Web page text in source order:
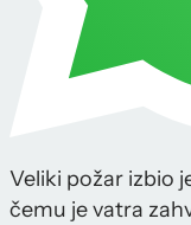
Veliki požar izbio
čemu je vatra